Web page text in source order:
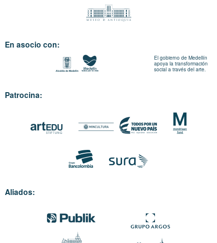
En asocio con:
El gobierno de Medellín
apoya la transformación
social a través del arte.
Patrocina:
Aliados: